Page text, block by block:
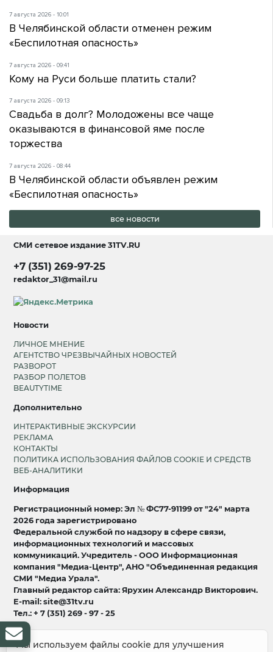
7 августа 2026 - 10:01
В Челябинской области отменен режим
«Беспилотная опасность»
7 августа 2026 - 09:41
Кому на Руси больше платить стали?
7 августа 2026 - 09:13
Свадьба в долг? Молодожены все чаще
оказываются в финансовой яме после
торжества
7 августа 2026 - 08:44
В Челябинской области объявлен режим
«Беспилотная опасность»
все новости
СМИ сетевое издание31TV.RU
+7 (351) 269-97-25
redaktor_31@mail.ru
Новости
ЛИЧНОЕ МНЕНИЕ
АГЕНТСТВО ЧРЕЗВЫЧАЙНЫХ НОВОСТЕЙ
РАЗВОРОТ
РАЗБОР ПОЛЕТОВ
BEAUTYTIME
Дополнительно
ИНТЕРАКТИВНЫЕ ЭКСКУРСИИ
РЕКЛАМА
КОНТАКТЫ
ПОЛИТИКА ИСПОЛЬЗОВАНИЯ ФАЙЛОВ COOKIE И СРЕДСТВ
ВЕБ-АНАЛИТИКИ
Информация
Регистрационный номер: Эл № ФС77-91199 от "24" марта
2026 года зарегистрировано
Федеральной службой по надзору в сфере связи,
информационных технологий и массовых
коммуникаций. Учредитель - ООО Информационная
компания "Медиа-Центр", АНО "Объединенная редакция
СМИ "Медиа Урала".
Главный редактор сайта: Ярухин Александр Викторович.
E-mail: site@31tv.ru
Тел.: + 7 (351) 269 - 97 - 25
18+
Мы используем файлы cookie для улучшения